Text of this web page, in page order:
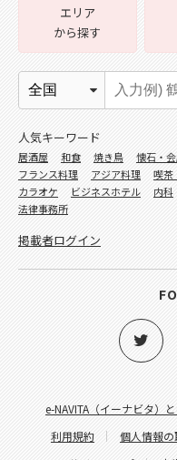
e-NAVITA（イーナビタ）
利用規約
個人情報
エリア
から探す
人気キーワード
居酒屋 和食 焼き鳥 懐石・
フランス料理
アジア料理 喫茶
カラオケ
ビジネスホテル 内科
法律事務所
掲載者ログイン